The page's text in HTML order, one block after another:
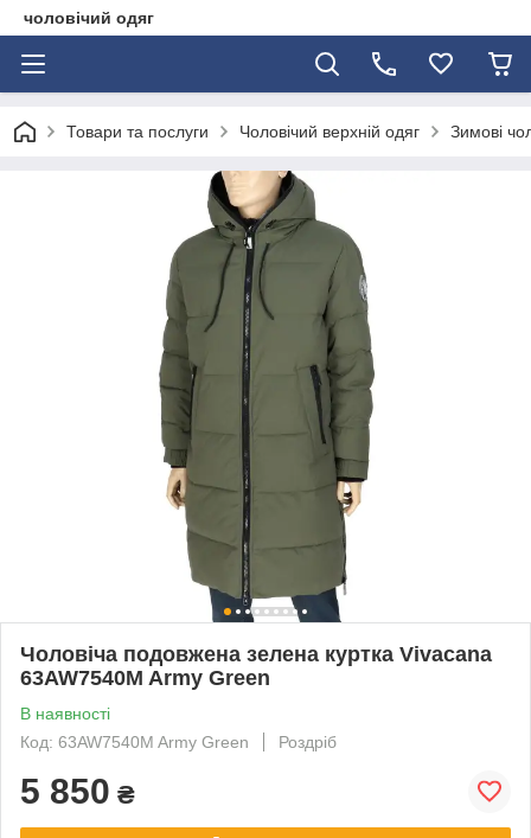
чоловічий одяг
Товари та послуги Чоловічий верхній одяг Зимові
Чоловіча подовжена зелена куртка Vivacana
63AW7540M Army Green
В наявності
Код: 63AW7540M Army Green
Роздріб
5 850 ₴